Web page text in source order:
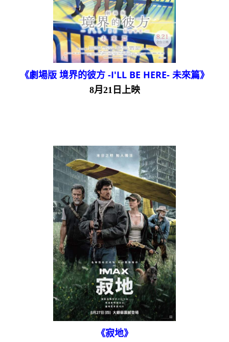
《劇場版 境界的彼方 -I'LL BE HERE- 未來篇》
8月21日上映
《寂地》